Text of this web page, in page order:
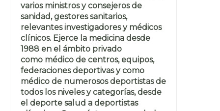
varios ministros y consejeros de
sanidad, gestores sanitarios,
relevantes investigadores y médicos
clínicos. Ejerce la medicina desde
1988 en el ámbito privado
como médico de centros, equipos,
federaciones deportivas y como
médico de numerosos deportistas de
todos los niveles y categorías, desde
el deporte salud a deportistas